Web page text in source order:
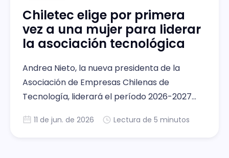
Chiletec elige por primera
vez a una mujer para liderar
la asociación tecnológica
Andrea Nieto, la nueva presidenta de la
Asociación de Empresas Chilenas de
Tecnología, liderará el período 2026-2027
digital, política pública e internacionalización
11 de jun. de 2026 Lectura de 5 minutos